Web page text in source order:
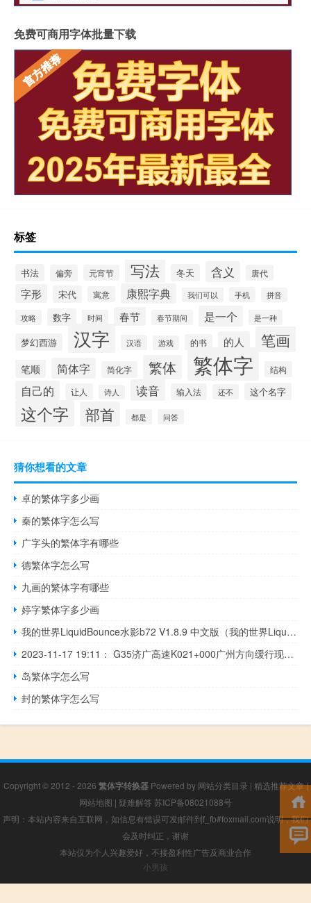
免费可商用字体批量下载
标签
书法 偏旁 元宵节 写法 冬天 含义 唐代
字形 宋代 寓意 康熙字典 我们可以 手机 拼音
攻略 数字 时间 春节 春节期间 是一个 是一种
梦幻西游 汉字 汉语 游戏 的书 的人 笔画
笔顺 简体字 简化字 繁体 繁体字 结构
自己的 让人 诗人 读音 输入法 还不 这个名字
这个字 部首 都是 问答
猜你想看的文章
卓的繁体字多少画
秦的繁体字怎么写
广字头的繁体字有哪些
德繁体字怎么写
九画的繁体字有哪些
婷字繁体字多少画
我的世界LiquidBounce水影b72 V1.8.9 中文版（我的世界LiquidBounce水影b72 V1.8.9 中文版功能简介）
2023-11-17 19:11： G35济广高速K021+000广州方向缓行现象解除，道路恢复畅通。 A64idDYy ​​​
岛繁体字怎么写
封的繁体字怎么写
Copyright © 2012 - 2026 繁体字转换器Powered by 网站分类目录 | 精选推荐文章|
网站地图 | 疑难解答 苏ICP备08021088号
声明：本站内容来自互联网，如信息有错误可发邮件到f_fb#foxmail.com说明，我们
会及时纠正，谢谢
本站仅为个人兴趣爱好，不接盈利性广告及商业合作
小男孩